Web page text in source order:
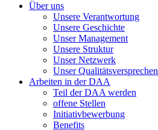
Über uns
Unsere Verantwortung
Unsere Geschichte
Unser Management
Unsere Struktur
Unser Netzwerk
Unser Qualitätsversprechen
Arbeiten in der DAA
Teil der DAA werden
offene Stellen
Initiativbewerbung
Benefits